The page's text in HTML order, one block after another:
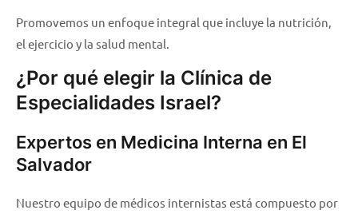
Promovemos un enfoque integral que incluye la nutrición,
el ejercicio y la salud mental.
¿Por qué elegir la Clínica de
Especialidades Israel?
Expertos en Medicina Interna en El
Salvador
Nuestro equipo de médicos internistas está compuesto por